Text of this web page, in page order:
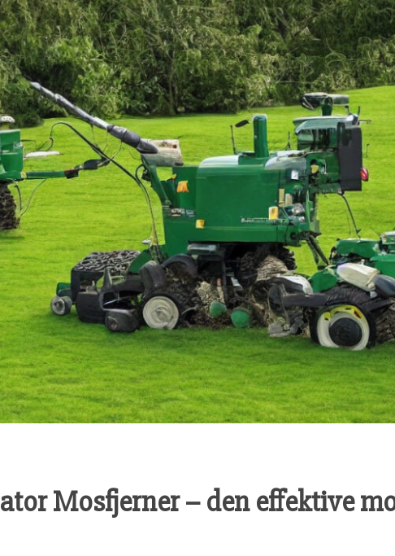
Mosfjerner – den effektive